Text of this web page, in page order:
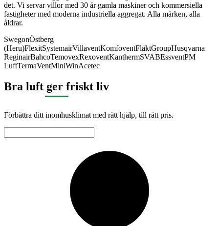
det. Vi servar villor med 30 år gamla maskiner och kommersiella
fastigheter med moderna industriella aggregat. Alla märken, alla
åldrar.
SwegonÖstberg
(Heru)FlexitSystemairVillaventKomfoventFläktGroupHusqvarna
ReginairBahcoTemovexRexoventKanthermSVABEssventPM
LuftTermaVentMiniWinAcetec
Bra luft ger friskt liv
Förbättra ditt inomhusklimat med rätt hjälp, till rätt pris.